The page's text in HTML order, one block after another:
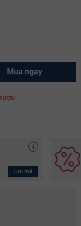
Mua ngay
Lưu mã